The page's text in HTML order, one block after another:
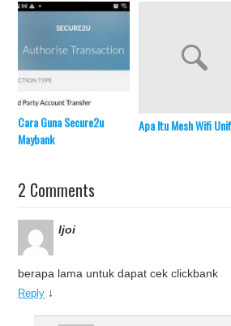
Cara Guna Secure2u
Maybank
Apa Itu Mesh Wifi
2 Comments
Ijoi
berapa lama untuk dapat cek clickbank
Reply ↓